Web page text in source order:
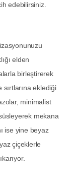
edebilirsiniz.
elden
birleştirerek
eklediği
minimalist
mekana
ise yine beyaz
çiçeklerle